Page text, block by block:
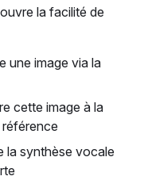
la facilité de
une image via la
cette image à la
la synthèse vocale